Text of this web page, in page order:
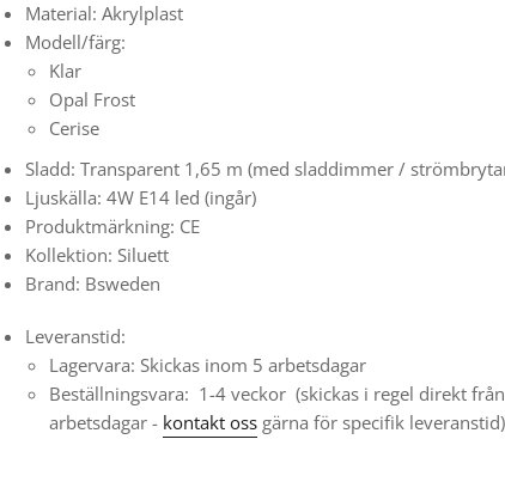
Material: Akrylplast
Modell/färg:
Klar
Opal Frost
Cerise
Sladd: Transparent 1,65 m (med sladdimmer /
Ljuskälla: 4W E14 led (ingår)
Produktmärkning: CE
Kollektion: Siluett
Brand: Bsweden
Leveranstid:
Lagervara: Skickas inom 5 arbetsdagar
Beställningsvara: 1-4 veckor (skickas i regel direkt
arbetsdagar - kontakt oss gärna för specifik leveranstid)